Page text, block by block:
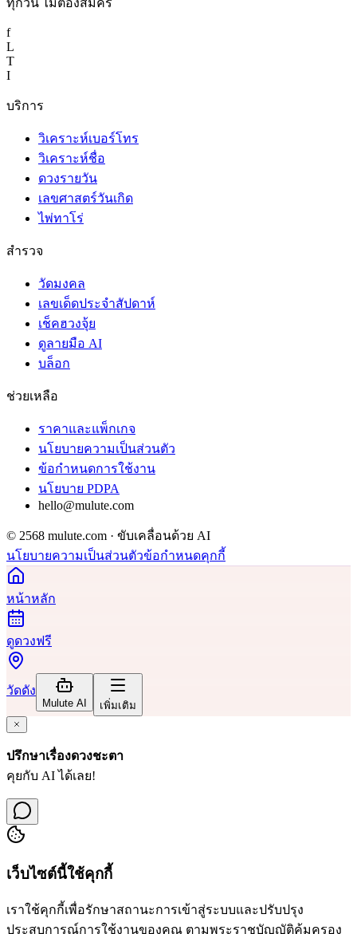
ทุกวัน ไม่ต้องสมัคร
f
L
T
I
บริการ
วิเคราะห์เบอร์โทร
วิเคราะห์ชื่อ
ดวงรายวัน
เลขศาสตร์วันเกิด
ไพ่ทาโร่
สำรวจ
วัดมงคล
เลขเด็ดประจำสัปดาห์
เช็คฮวงจุ้ย
ดูลายมือ AI
บล็อก
ช่วยเหลือ
ราคาและแพ็กเกจ
นโยบายความเป็นส่วนตัว
ข้อกำหนดการใช้งาน
นโยบาย PDPA
hello@mulute.com
© 2568 mulute.com · ขับเคลื่อนด้วย AI
นโยบายความเป็นส่วนตัวข้อกำหนดคุกกี้
หน้าหลัก
ดูดวงฟรี
วัดดัง
Mulute AI เพิ่มเติม
ปรึกษาเรื่องดวงชะตา
คุยกับ AI ได้เลย!
เว็บไซต์นี้ใช้คุกกี้
เราใช้คุกกี้เพื่อรักษาสถานะการเข้าสู่ระบบและปรับปรุง
ประสบการณ์การใช้งานของคุณ ตามพระราชบัญญัติคุ้มครอง